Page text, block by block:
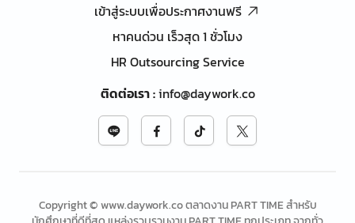
เข้าสู่ระบบเพื่อประกาศงานฟรี
หาคนด่วน เร็วสุด 1 ชั่วโมง
HR Outsourcing Service
ติดต่อเรา:info@daywork.co
Copyright © www.daywork.co ตลาดงาน PART TIME สำหรับ